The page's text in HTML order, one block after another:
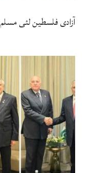
آزادی فلسطین لئی